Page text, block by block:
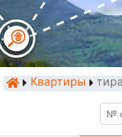
Квартиры